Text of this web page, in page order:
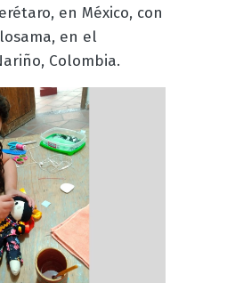
en México, con
en el
Colombia.